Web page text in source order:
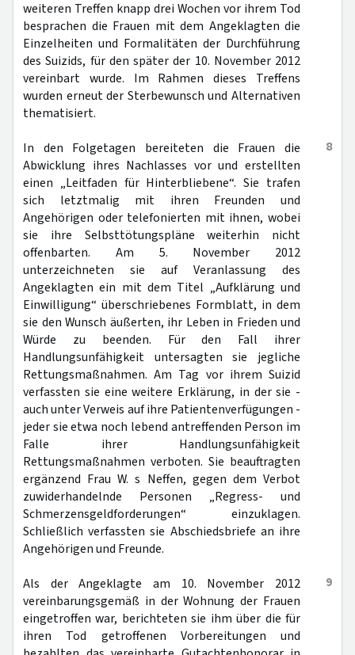
weiteren Treffen knapp drei Wochen vor ihrem Tod
besprachen die Frauen mit dem Angeklagten die
Einzelheiten und Formalitäten der Durchführung
des Suizids, für den später der 10. November 2012
vereinbart wurde. Im Rahmen dieses Treffens
wurden erneut der Sterbewunsch und Alternativen
thematisiert.
8
In den Folgetagen bereiteten die Frauen die
Abwicklung ihres Nachlasses vor und erstellten
einen „Leitfaden für Hinterbliebene“. Sie trafen
sich letztmalig mit ihren Freunden und
Angehörigen oder telefonierten mit ihnen, wobei
sie ihre Selbsttötungspläne weiterhin nicht
offenbarten. Am 5. November 2012
unterzeichneten sie auf Veranlassung des
Angeklagten ein mit dem Titel „Aufklärung und
Einwilligung“ überschriebenes Formblatt, in dem
sie den Wunsch äußerten, ihr Leben in Frieden und
Würde zu beenden. Für den Fall ihrer
Handlungsunfähigkeit untersagten sie jegliche
Rettungsmaßnahmen. Am Tag vor ihrem Suizid
verfassten sie eine weitere Erklärung, in der sie -
auch unter Verweis auf ihre Patientenverfügungen -
jeder sie etwa noch lebend antreffenden Person im
Falle ihrer Handlungsunfähigkeit
Rettungsmaßnahmen verboten. Sie beauftragten
ergänzend Frau W. s Neffen, gegen dem Verbot
zuwiderhandelnde Personen „Regress- und
Schmerzensgeldforderungen“ einzuklagen.
Schließlich verfassten sie Abschiedsbriefe an ihre
Angehörigen und Freunde.
9
Als der Angeklagte am 10. November 2012
vereinbarungsgemäß in der Wohnung der Frauen
eingetroffen war, berichteten sie ihm über die für
ihren Tod getroffenen Vorbereitungen und